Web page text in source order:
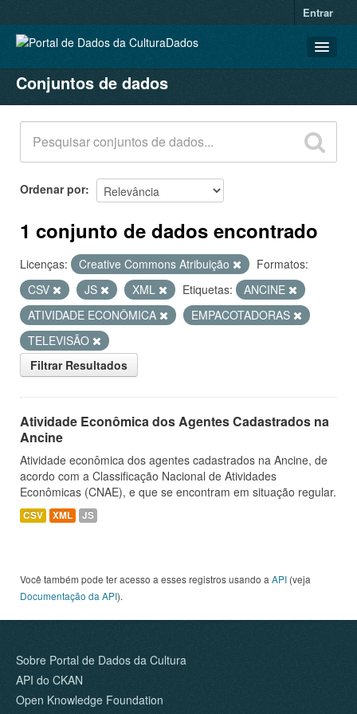
Entrar
CONJUNTOS DE DADOS
ORGANIZAÇÕES
GRUPOS
SOBRE
Conjuntos de dados
Ordenar por
1 conjunto de dados encontrado
Licenças: Creative Commons Atribuição
Formatos:
CSV
JS XML Etiquetas:
ANCINE
ATIVIDADE ECONÔMICA
EMPACOTADORAS
TELEVISÃO
Filtrar Resultados
Atividade Econômica dos Agentes Cadastrados na
Ancine
Atividade econômica dos agentes cadastrados na Ancine, de
acordo com a Classificação Nacional de Atividades
Econômicas (CNAE), e que se encontram em situação regular.
CSV XML JS
Você também pode ter acesso a esses registros usando a API (veja
Documentação da API).
Sobre Portal de Dados da Cultura
API do CKAN
Open Knowledge Foundation